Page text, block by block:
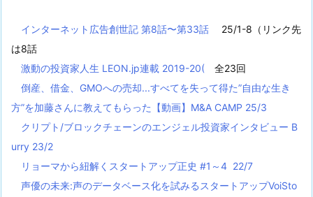
インターネット広告創世記 第8話〜第33話
25/1-8（リンク先
は8話
激動の投資家人生 LEON.jp連載 2019-20(
全23回
倒産、借金、GMOへの売却...すべてを失って得た”自由な生き
方”を加藤さんに教えてもらった【動画】M&A CAMP 25/3
クリプト/ブロックチェーンのエンジェル投資家インタビュー B
urry 23/2
リョーマから紐解くスタートアップ正史 #1～4 22/7
声優の未来:声のデータベース化を試みるスタートアップVoiSto